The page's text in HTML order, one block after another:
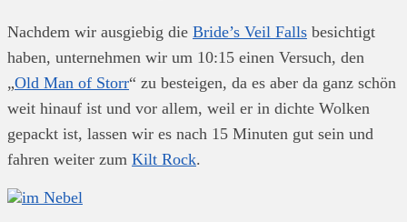
Nachdem wir ausgiebig die Bride’s Veil Falls besichtigt
haben, unternehmen wir um 10:15 einen Versuch, den
„Old Man of Storr“ zu besteigen, da es aber da ganz schön
weit hinauf ist und vor allem, weil er in dichte Wolken
gepackt ist, lassen wir es nach 15 Minuten gut sein und
fahren weiter zum Kilt Rock.